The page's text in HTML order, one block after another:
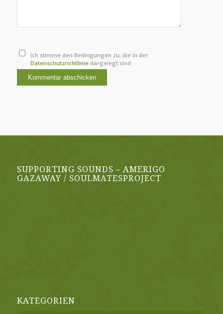
Ich stimme den Bedingungen zu, die in der
Datenschutzrichtlinie dargelegt sind
SUPPORTING SOUNDS – AMERIGO
GAZAWAY / SOULMATESPROJECT
KATEGORIEN